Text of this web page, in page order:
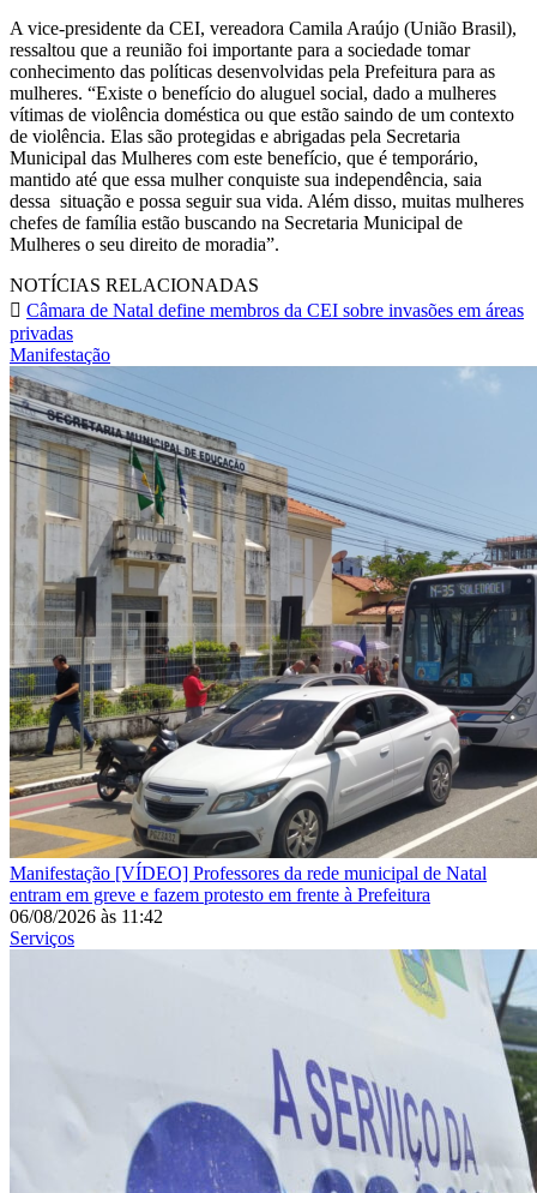
A vice-presidente da CEI, vereadora Camila Araújo (União Brasil),
ressaltou que a reunião foi importante para a sociedade tomar
conhecimento das políticas desenvolvidas pela Prefeitura para as
mulheres. “Existe o benefício do aluguel social, dado a mulheres
vítimas de violência doméstica ou que estão saindo de um contexto
de violência. Elas são protegidas e abrigadas pela Secretaria
Municipal das Mulheres com este benefício, que é temporário,
mantido até que essa mulher conquiste sua independência, saia
dessa situação e possa seguir sua vida. Além disso, muitas mulheres
chefes de família estão buscando na Secretaria Municipal de
Mulheres o seu direito de moradia”.
NOTÍCIAS RELACIONADAS
Câmara de Natal define membros da CEI sobre invasões em áreas
privadas
Manifestação
Manifestação [VÍDEO] Professores da rede municipal de Natal
entram em greve e fazem protesto em frente à Prefeitura
06/08/2026 às 11:42
Serviços